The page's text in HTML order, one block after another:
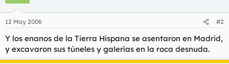
12 May 2006 #2
Y los enanos de la Tierra Hispana se asentaron en Madrid,
y excavaron sus túneles y galerías en la roca desnuda.